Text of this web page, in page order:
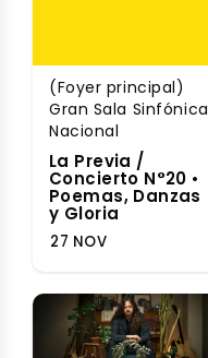
(Foyer principal)
Gran Sala Sinfónica
Nacional
La Previa /
Concierto N°20 •
Poemas, Danzas
y Gloria
27 NOV